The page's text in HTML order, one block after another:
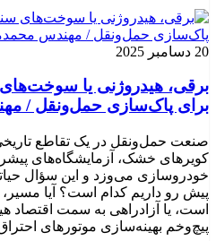
20 دسامبر 2025
برقی، هیدروژنی یا
برای پاک‌سازی حمل‌ونقل /
صنعت حمل‌ونقل در یک تقاطع تاریخی
کویرهای خشک، آزمایشگاه‌های
خودروسازی می‌وزد و این سؤال
پیش رو داریم کدام است؟ آیا
است، یا آزادراهی به سمت اقتصاد
پیچ‌وخم بهینه‌سازی موتورهای